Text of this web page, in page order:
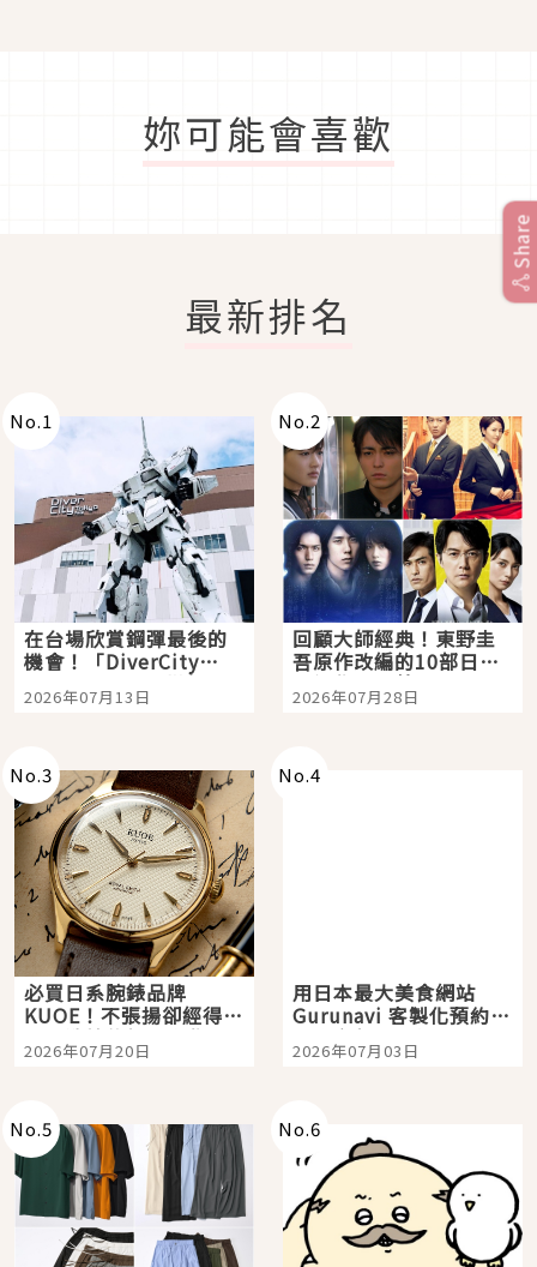
妳可能會喜歡
最新排名
No.1
在台場欣賞鋼彈最後的
機會！「DiverCity
Tokyo Plaza」搭船、
購物、美食及夜景，一
2026年07月13日
No.2
回顧大師經典！東野圭
吾原作改編的10部日本
影視作品推薦
2026年07月28日
No.3
必買日系腕錶品牌
KUOE！不張揚卻經得起
時間洗鍊的經典之作五
選
2026年07月20日
No.4
用日本最大美食網站
Gurunavi 客製化預約九
大都市餐廳，打造專屬
美食體驗！
2026年07月03日
No.5 No.6
Share